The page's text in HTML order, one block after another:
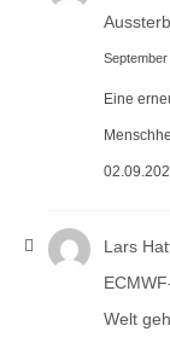
September
Eine
Lars
Welt